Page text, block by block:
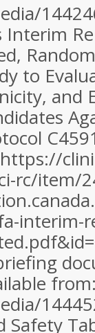
Interim
to
and
rc/item/
interim-